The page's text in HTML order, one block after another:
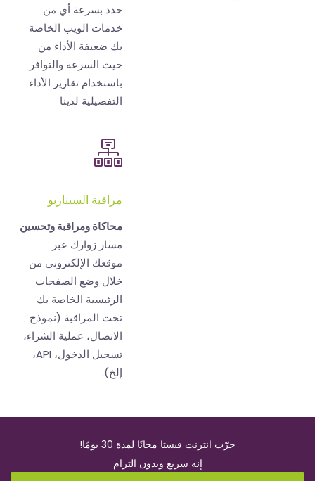
حدد بسرعة أي من
خدمات الويب الخاصة
بك ضعيفة الأداء من
حيث السرعة والتوافر
باستخدام تقارير الأداء
التفصيلية لدينا
مراقبة السيناريو
محاكاة ومراقبة وتحسين
مسار زوارك عبر
موقعك الإلكتروني من
خلال وضع الصفحات
الرئيسية الخاصة بك
تحت المراقبة (نموذج
الاتصال، عملية الشراء،
تسجيل الدخول، API،
جرّب انترنت فيستا مجانًا لمدة 30 يومًا!
إنه سريع وبدون التزام